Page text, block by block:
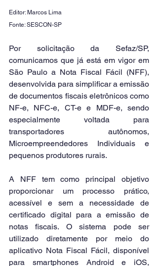
Editor: Marcos Lima
Fonte: SESCON-SP
Por solicitação da Sefaz/SP,
comunicamos que já está em vigor em
São Paulo a Nota Fiscal Fácil (NFF),
desenvolvida para simplificar a emissão
de documentos fiscais eletrônicos como
NF-e, NFC-e, CT-e e MDF-e, sendo
especialmente voltada para
transportadores autônomos,
Microempreendedores Individuais e
pequenos produtores rurais.
A NFF tem como principal objetivo
proporcionar um processo prático,
acessível e sem a necessidade de
certificado digital para a emissão de
notas fiscais. O sistema pode ser
utilizado diretamente por meio do
aplicativo Nota Fiscal Fácil, disponível
para smartphones Android e iOS,